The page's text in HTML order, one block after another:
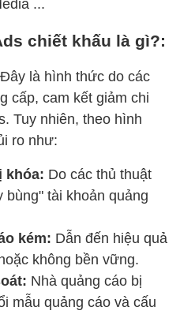
...
chiết khấu là gì?:
Đây là hình thức do các
cấp, cam kết giảm chi
Tuy nhiên, theo hình
ro như:
khóa: Do các thủ thuật
bùng" tài khoản quảng
kém: Dẫn đến hiệu quả
không bền vững.
Nhà quảng cáo bị
mẫu quảng cáo và cấu